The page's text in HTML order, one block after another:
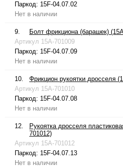
Паркод: 15F-04.07.02
Нет в наличии
9.
Болт фрикциона (барашек)
Артикул 15A-701009
Паркод: 15F-04.07.09
Нет в наличии
10.
Фрикцион рукоятки дросселя
Артикул 15A-701010
Паркод: 15F-04.07.08
Нет в наличии
12.
Рукоятка дросселя
701012)
Артикул 15A-701012
Паркод: 15F-04.07.13
Нет в наличии